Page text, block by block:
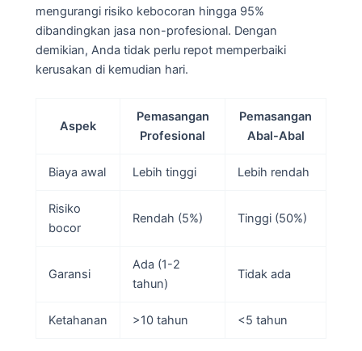
mengurangi risiko kebocoran hingga 95%
dibandingkan jasa non-profesional. Dengan
demikian, Anda tidak perlu repot memperbaiki
kerusakan di kemudian hari.
Aspek
Pemasangan
Profesional
Pemasangan
Abal-Abal
Biaya awal Lebih tinggi Lebih rendah
Risiko
bocor
Rendah (5%) Tinggi (50%)
Garansi
Ada (1-2
tahun)
Tidak ada
Ketahanan >10 tahun <5 tahun